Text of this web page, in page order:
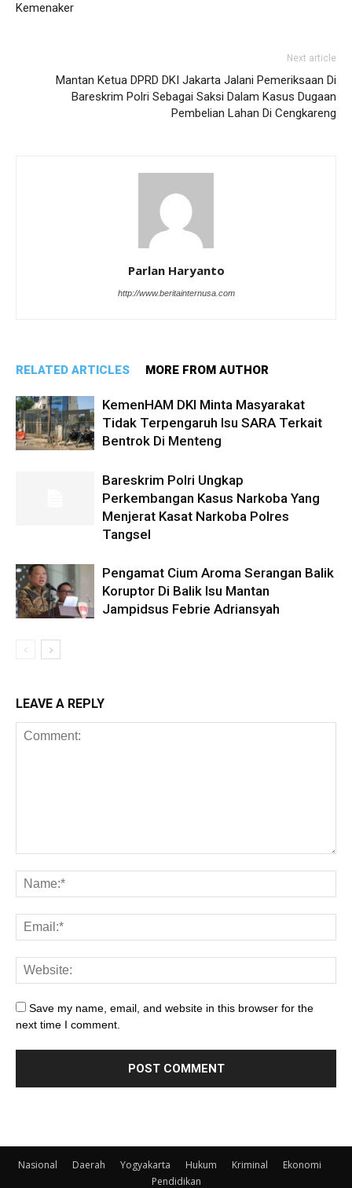
Kemenaker
Next article
Mantan Ketua DPRD DKI Jakarta Jalani Pemeriksaan Di
Bareskrim Polri Sebagai Saksi Dalam Kasus Dugaan
Pembelian Lahan Di Cengkareng
Parlan Haryanto
http://www.beritainternusa.com
RELATED ARTICLES MORE FROM AUTHOR
KemenHAM DKI Minta Masyarakat
Tidak Terpengaruh Isu SARA Terkait
Bentrok Di Menteng
Bareskrim Polri Ungkap
Perkembangan Kasus Narkoba Yang
Menjerat Kasat Narkoba Polres
Tangsel
Pengamat Cium Aroma Serangan Balik
Koruptor Di Balik Isu Mantan
Jampidsus Febrie Adriansyah
LEAVE A REPLY
Save my name, email, and website in this browser for the
next time I comment.
Nasional Daerah Yogyakarta Hukum Kriminal
Ekonomi
Pendidikan